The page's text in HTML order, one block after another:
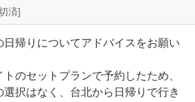
済]
帰りについてアドバイスをお願い
のセットプランで予約したため、
択はなく、台北から日帰りで行き